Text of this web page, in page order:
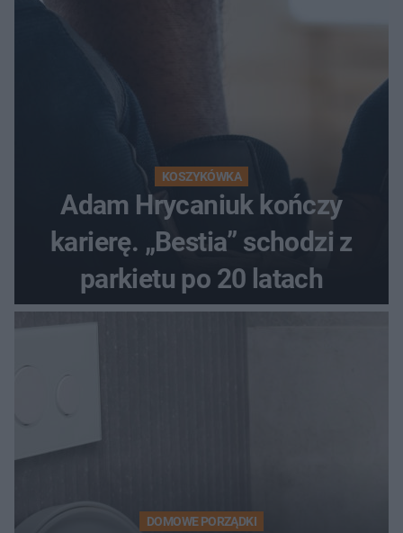
KOSZYKÓWKA
Adam Hrycaniuk kończy
karierę. „Bestia” schodzi z
parkietu po 20 latach
DOMOWE PORZĄDKI